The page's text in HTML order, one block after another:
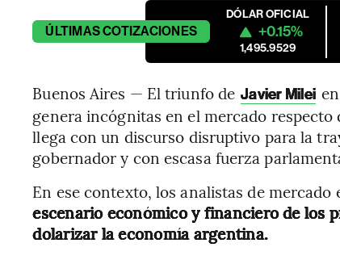
ÚLTIMASCOTIZACIONES
DÓLAR OFICIAL
+0.15%
1,495.9529
Buenos Aires — El triunfo de Javier Milei
genera incógnitas en el mercado
llega con un discurso disruptivo para la
gobernador y con escasa fuerza
En ese contexto, los analistas de
escenario económico y financiero de los
dolarizar la economía argentina.